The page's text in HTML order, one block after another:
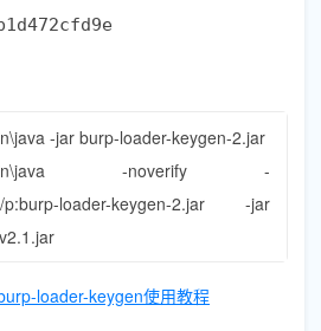
\java -jar burp-loader-keygen-2.jar
\java -noverify
-
/p:burp-loader-keygen-2.jar -jar
.1.jar
loader-keygen使用教程